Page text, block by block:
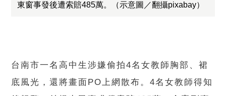
東窗事發後遭索賠485萬。（示意圖／翻攝pixabay）
台南市一名高中生涉嫌偷拍4名女教師胸部、裙
底風光，還將畫面PO上網散布。4名女教師得知